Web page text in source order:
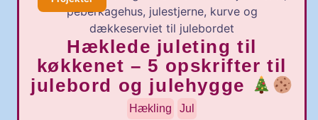
Hæklede juleting til
køkkenet – 5 opskrifter til
julebord og julehygge
Hækling Jul